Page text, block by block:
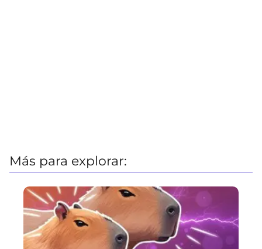
Más para explorar: